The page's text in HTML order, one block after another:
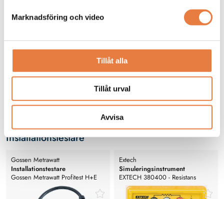
Marknadsföring och video
Tillåt alla
Tillåt urval
Avvisa
Vad betyder CAT-klassningarna?
Vet du vad de olika säkerhetsklasserna CAT innebär?
Installationstestare
Gossen Metrawatt
Installationstestare
Gossen Metrawatt Profitest H+E
EXPERT CHECK testare för AC-
laddpunkter
Extech
Simuleringsinstrument
EXTECH 380400 - Resistans
substitutions låda